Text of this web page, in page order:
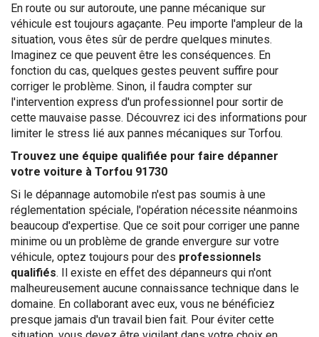
En route ou sur autoroute, une panne mécanique sur
véhicule est toujours agaçante. Peu importe l'ampleur de la
situation, vous êtes sûr de perdre quelques minutes.
Imaginez ce que peuvent être les conséquences. En
fonction du cas, quelques gestes peuvent suffire pour
corriger le problème. Sinon, il faudra compter sur
l'intervention express d'un professionnel pour sortir de
cette mauvaise passe. Découvrez ici des informations pour
limiter le stress lié aux pannes mécaniques sur Torfou.
Trouvez une équipe qualifiée pour faire dépanner
votre voiture à Torfou 91730
Si le dépannage automobile n'est pas soumis à une
réglementation spéciale, l'opération nécessite néanmoins
beaucoup d'expertise. Que ce soit pour corriger une panne
minime ou un problème de grande envergure sur votre
véhicule, optez toujours pour des professionnels
qualifiés. Il existe en effet des dépanneurs qui n'ont
malheureusement aucune connaissance technique dans le
domaine. En collaborant avec eux, vous ne bénéficiez
presque jamais d'un travail bien fait. Pour éviter cette